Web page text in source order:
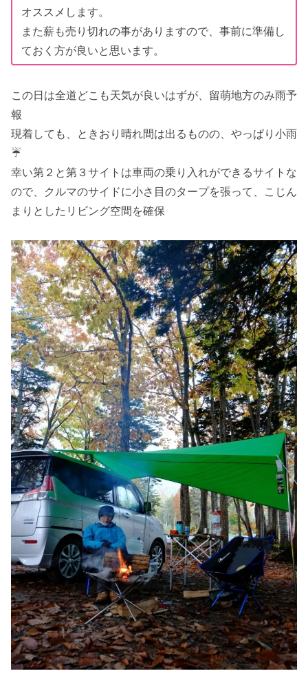
オススメします。
また薪も売り切れの事がありますので、事前に準備し
ておく方が良いと思います。
この日は全道どこも天気が良いはずが、留萌地方のみ雨予
報
現着しても、ときおり晴れ間は出るものの、やっぱり小雨
☔
幸い第２と第３サイトは車両の乗り入れができるサイトな
ので、クルマのサイドに小さ目のタープを張って、こじん
まりとしたリビング空間を確保